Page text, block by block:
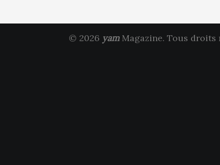
© 2026 yamMagazine. Tous droits